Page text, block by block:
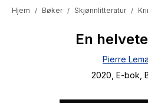
Populære søk
Fury Bound - Sable Sorensen
Hjem / Bøker / Skjønnlitteratur /
En
Pierre
2020 , E-bok ,